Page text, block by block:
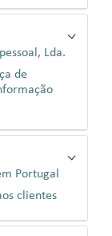
Lda.
de
Portugal
clientes